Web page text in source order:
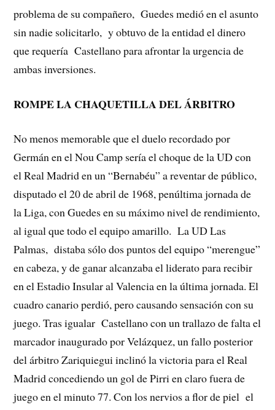
problema de su compañero, Guedes medió en el asunto
sin nadie solicitarlo, y obtuvo de la entidad el dinero
que requería Castellano para afrontar la urgencia de
ambas inversiones.
ROMPE LA CHAQUETILLA DEL ÁRBITRO
No menos memorable que el duelo recordado por
Germán en el Nou Camp sería el choque de la UD con
el Real Madrid en un “Bernabéu” a reventar de público,
disputado el 20 de abril de 1968, penúltima jornada de
la Liga, con Guedes en su máximo nivel de rendimiento,
al igual que todo el equipo amarillo. La UD Las
Palmas, distaba sólo dos puntos del equipo “merengue”
en cabeza, y de ganar alcanzaba el liderato para recibir
en el Estadio Insular al Valencia en la última jornada. El
cuadro canario perdió, pero causando sensación con su
juego. Tras igualar Castellano con un trallazo de falta el
marcador inaugurado por Velázquez, un fallo posterior
del árbitro Zariquiegui inclinó la victoria para el Real
Madrid concediendo un gol de Pirri en claro fuera de
juego en el minuto 77. Con los nervios a flor de piel el